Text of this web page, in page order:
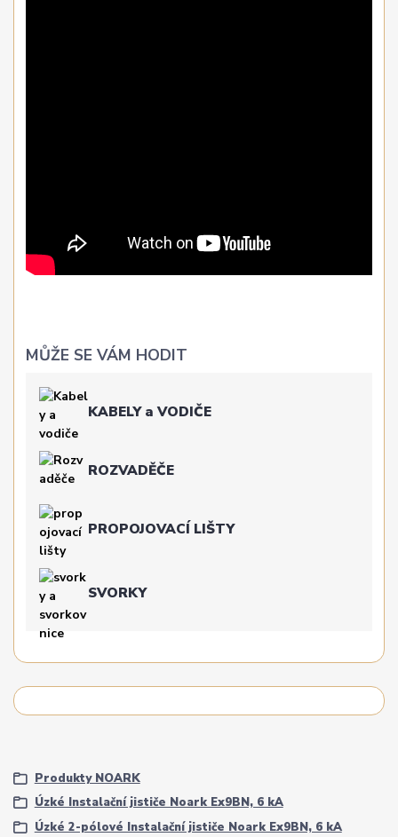
MŮŽE SE VÁM HODIT
KABELY a VODIČE
ROZVADĚČE
PROPOJOVACÍ LIŠTY
SVORKY
Produkty NOARK
Úzké Instalační jističe Noark Ex9BN, 6 kA
Úzké 2-pólové Instalační jističe Noark Ex9BN, 6 kA